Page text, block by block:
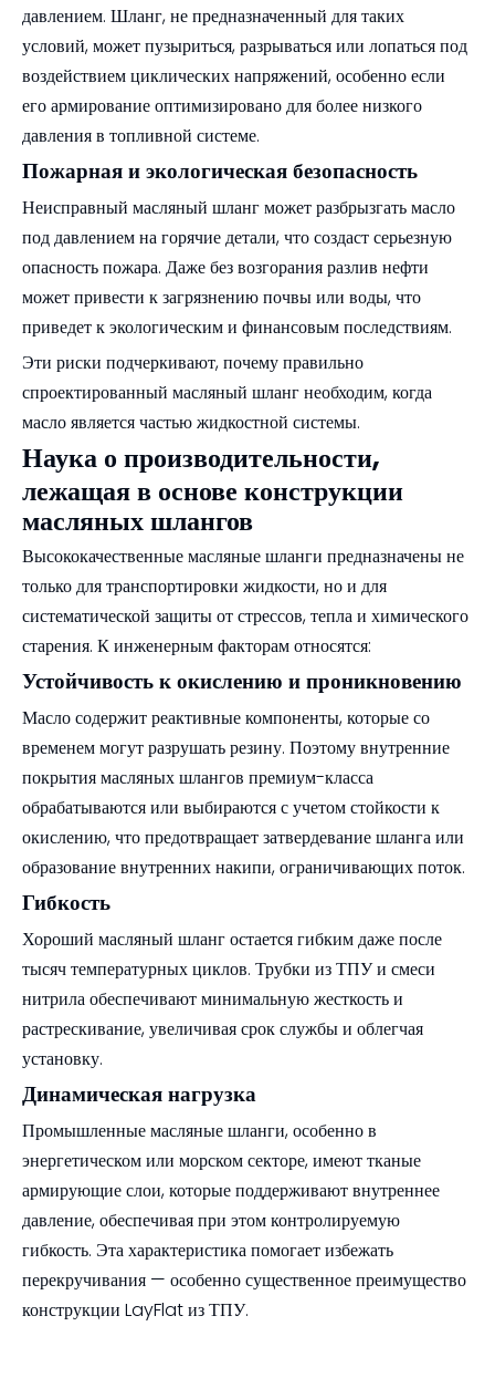
давлением. Шланг, не предназначенный для таких
условий, может пузыриться, разрываться или лопаться под
воздействием циклических напряжений, особенно если
его армирование оптимизировано для более низкого
давления в топливной системе.
Пожарная и экологическая безопасность
Неисправный масляный шланг может разбрызгать масло
под давлением на горячие детали, что создаст серьезную
опасность пожара. Даже без возгорания разлив нефти
может привести к загрязнению почвы или воды, что
приведет к экологическим и финансовым последствиям.
Эти риски подчеркивают, почему правильно
спроектированный масляный шланг необходим, когда
масло является частью жидкостной системы.
Наука о производительности,
лежащая в основе конструкции
масляных шлангов
Высококачественные масляные шланги предназначены не
только для транспортировки жидкости, но и для
систематической защиты от стрессов, тепла и химического
старения. К инженерным факторам относятся:
Устойчивость к окислению и проникновению
Масло содержит реактивные компоненты, которые со
временем могут разрушать резину. Поэтому внутренние
покрытия масляных шлангов премиум-класса
обрабатываются или выбираются с учетом стойкости к
окислению, что предотвращает затвердевание шланга или
образование внутренних накипи, ограничивающих поток.
Гибкость
Хороший масляный шланг остается гибким даже после
тысяч температурных циклов. Трубки из ТПУ и смеси
нитрила обеспечивают минимальную жесткость и
растрескивание, увеличивая срок службы и облегчая
установку.
Динамическая нагрузка
Промышленные масляные шланги, особенно в
энергетическом или морском секторе, имеют тканые
армирующие слои, которые поддерживают внутреннее
давление, обеспечивая при этом контролируемую
гибкость. Эта характеристика помогает избежать
перекручивания — особенно существенное преимущество
конструкции LayFlat из ТПУ.